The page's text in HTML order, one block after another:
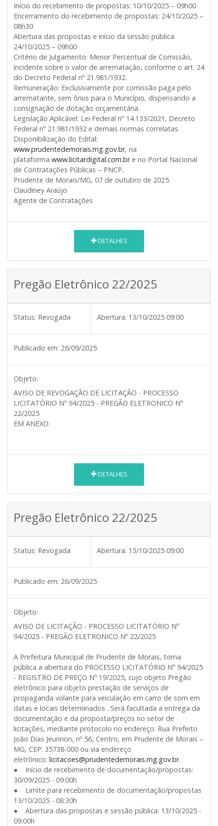
Início do recebimento de propostas: 10/10/2025 – 09h00
Encerramento do recebimento de propostas: 24/10/2025 –
08h30
Abertura das propostas e início da sessão pública:
24/10/2025 – 09h00
Critério de Julgamento: Menor Percentual de Comissão,
incidente sobre o valor de arrematação, conforme o art. 24
do Decreto Federal nº 21.981/1932.
Remuneração: Exclusivamente por comissão paga pelo
arrematante, sem ônus para o Município, dispensando a
consignação de dotação orçamentária.
Legislação Aplicável: Lei Federal nº 14.133/2021, Decreto
Federal nº 21.981/1932 e demais normas correlatas.
Disponibilização do Edital:
www.prudentedemorais.mg.gov.br, na
plataforma www.licitardigital.com.bre no Portal Nacional
de Contratações Públicas – PNCP..
Prudente de Morais/MG, 07 de outubro de 2025.
Claudiney Araújo
Agente de Contratações
DETALHES
Pregão Eletrônico 22/2025
Status: Revogada Abertura: 13/10/2025 09:00
Publicado em: 26/09/2025
Objeto:
AVISO DE REVOGAÇÃO DE LICITAÇÃO - PROCESSO
LICITATÓRIO Nº 94/2025 - PREGÃO ELETRONICO Nº
22/2025
EM ANEXO.
DETALHES
Pregão Eletrônico 22/2025
Status: Revogada Abertura: 13/10/2025 09:00
Publicado em: 26/09/2025
Objeto:
AVISO DE LICITAÇÃO - PROCESSO LICITATÓRIO Nº
94/2025 - PREGÃO ELETRONICO Nº 22/2025
A Prefeitura Municipal de Prudente de Morais, torna
pública a abertura do PROCESSO LICITATÓRIO Nº 94/2025
- REGISTRO DE PREÇO Nº 19/2025, cujo objeto Pregão
eletrônico para objeto prestação de serviços de
propaganda volante para veiculação em carro de som em
datas e locais determinados . Será facultada a entrega da
documentação e da proposta/preços no setor de
licitações, mediante protocolo no endereço: Rua Prefeito
João Dias Jeunnon, nº 56, Centro, em Prudente de Morais –
MG, CEP: 35738-000 ou via endereço
eletrônico: licitacoes@prudentedemorais.mg.gov.br.
● Início de recebimento de documentação/propostas:
30/09/2025 - 09:00h
● Limite para recebimento de documentação/propostas
13/10/2025 - 08:30h
● Abertura das propostas e sessão pública: 13/10/2025 -
09:00h